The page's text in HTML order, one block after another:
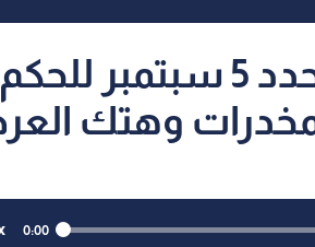
محكمة جنايات القاهرة تحدد 5
وهتك
0:00